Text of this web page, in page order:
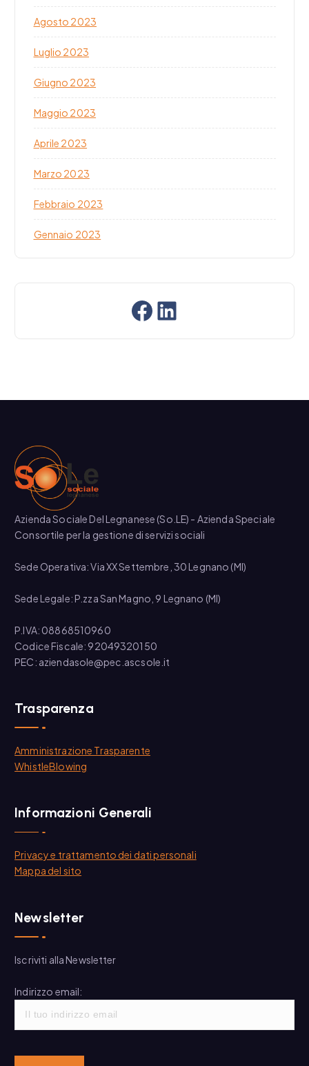
Agosto 2023
Luglio 2023
Giugno 2023
Maggio 2023
Aprile 2023
Marzo 2023
Febbraio 2023
Gennaio 2023
Facebook LinkedIn
Azienda Sociale Del Legnanese (So.LE) - Azienda Speciale
Consortile per la gestione di servizi sociali
Sede Operativa: Via XX Settembre, 30 Legnano (MI)
Sede Legale: P.zza San Magno, 9 Legnano (MI)
P.IVA: 08868510960
Codice Fiscale: 92049320150
PEC: aziendasole@pec.ascsole.it
Trasparenza
Amministrazione Trasparente
WhistleBlowing
Informazioni Generali
Privacy e trattamento dei dati personali
Mappa del sito
Newsletter
Iscriviti alla Newsletter
Indirizzo email: